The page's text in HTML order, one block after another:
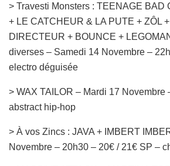
> Travesti Monsters : TEENAGE BAD
+ LE CATCHEUR & LA PUTE + ZÔL
DIRECTEUR + BOUNCE +
diverses – Samedi 14 Novembre –
electro déguisée
> WAX TAILOR – Mardi 17 Novembre
abstract hip-hop
> À vos Zincs : JAVA + IMBERT
Novembre – 20h30 – 20€ / 21€ SP –